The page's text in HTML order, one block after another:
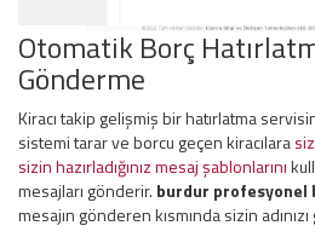
Otomatik Borç
Gönderme
Kiracı takip gelişmiş bir hatırlatma
sistemi tarar ve borcu geçen kiracılara
sizin hazırladığınız mesaj şablonlarını
mesajları gönderir. burdur profesyonel
mesajın gönderen kısmında sizin adınızı